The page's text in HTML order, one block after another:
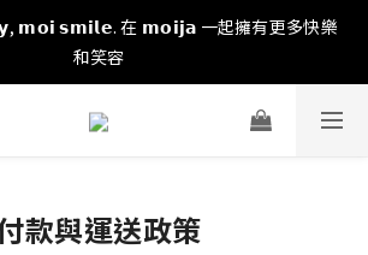
𝘀𝗺𝗶𝗹𝗲. 在 𝗺𝗼𝗶𝗷𝗮 一起擁有更多快樂
和笑容
款與運送政策